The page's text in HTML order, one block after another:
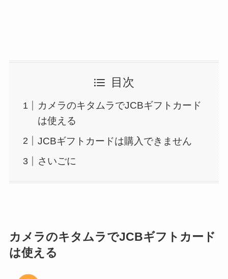
目次
カメラのキタムラでJCBギフトカード
は使える
JCBギフトカードは購入できません
さいごに
カメラのキタムラでJCBギフトカード
は使える